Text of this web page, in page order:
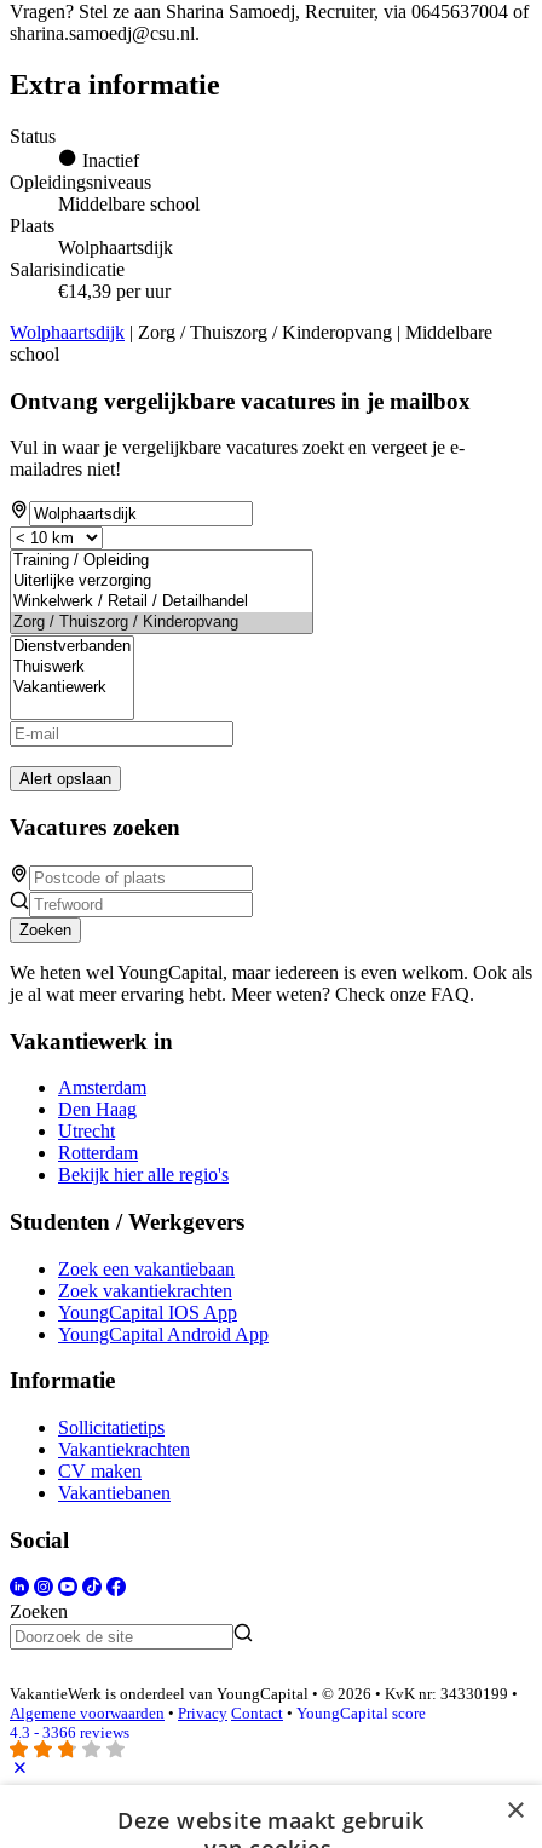
Vragen? Stel ze aan Sharina Samoedj, Recruiter, via 0645637004 of
sharina.samoedj@csu.nl.
Extra informatie
Status
Inactief
Opleidingsniveaus
Middelbare school
Plaats
Wolphaartsdijk
Salarisindicatie
€14,39 per uur
Wolphaartsdijk | Zorg / Thuiszorg / Kinderopvang | Middelbare
school
Ontvang vergelijkbare vacatures in je mailbox
Vul in waar je vergelijkbare vacatures zoekt en vergeet je e-
mailadres niet!
Alert opslaan
Vacatures zoeken
Zoeken
We heten wel YoungCapital, maar iedereen is even welkom. Ook als
je al wat meer ervaring hebt. Meer weten? Check onze FAQ.
Vakantiewerk in
Amsterdam
Den Haag
Utrecht
Rotterdam
Bekijk hier alle regio's
Studenten / Werkgevers
Zoek een vakantiebaan
Zoek vakantiekrachten
YoungCapital IOS App
YoungCapital Android App
Informatie
Sollicitatietips
Vakantiekrachten
CV maken
Vakantiebanen
Social
Zoeken
VakantieWerk is onderdeel van YoungCapital • © 2026 • KvK nr: 34330199 •
Algemene voorwaarden • Privacy Contact • YoungCapital score
4.3 - 3366 reviews
Inloggen als bedrijf ×
Deze website maakt gebruik